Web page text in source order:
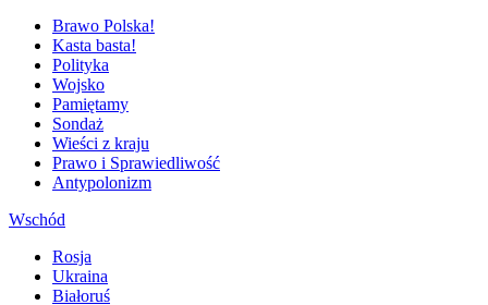
Brawo Polska!
Kasta basta!
Polityka
Wojsko
Pamiętamy
Sondaż
Wieści z kraju
Prawo i Sprawiedliwość
Antypolonizm
Wschód
Rosja
Ukraina
Białoruś